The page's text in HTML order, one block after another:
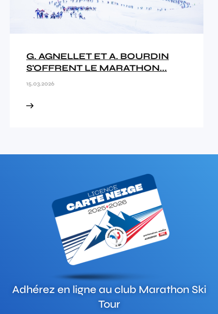
G. AGNELLET ET A. BOURDIN
S'OFFRENT LE MARATHON...
15.03.2026
Adhérez en ligne au club Marathon Ski
Tour